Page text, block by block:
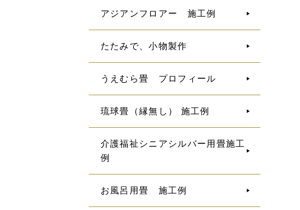
アジアンフロアー 施工例
たたみで、小物製作
うえむら畳 プロフィール
琉球畳（縁無し） 施工例
介護福祉シニアシルバー用畳施工
例
お風呂用畳 施工例